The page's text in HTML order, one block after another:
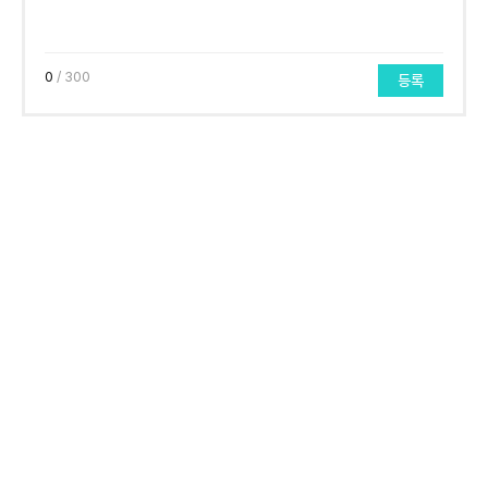
0 / 300 등록